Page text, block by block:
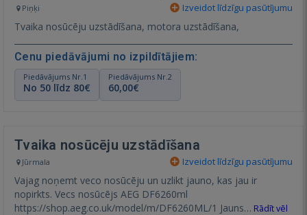
Piņķi Izveidot līdzīgu pasūtījumu
Tvaika nosūcēju uzstādīšana, motora uzstādīšana,
Cenu piedāvājumi no izpildītājiem:
Piedāvājums Nr.1
No 50 līdz 80€
Piedāvājums Nr.2
60,00€
Tvaika nosūcēju uzstādīšana
Jūrmala Izveidot līdzīgu pasūtījumu
Vajag noņemt veco nosūcēju un uzlikt jauno, kas jau ir
nopirkts. Vecs nosūcējs AEG DF6260ml
https://shop.aeg.co.uk/model/m/DF6260ML/1 Jauns… Rādīt vēl